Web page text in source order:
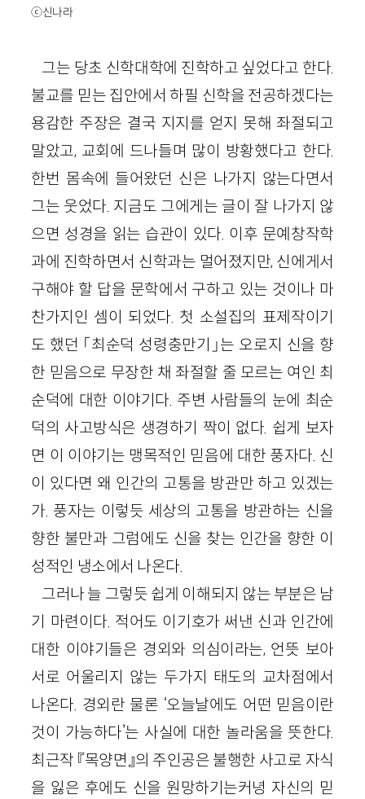
ⓒ신나라
그는 당초 신학대학에 진학하고 싶었다고 한다.
불교를 믿는 집안에서 하필 신학을 전공하겠다는
용감한 주장은 결국 지지를 얻지 못해 좌절되고
말았고, 교회에 드나들며 많이 방황했다고 한다.
한번 몸속에 들어왔던 신은 나가지 않는다면서
그는 웃었다. 지금도 그에게는 글이 잘 나가지 않
으면 성경을 읽는 습관이 있다. 이후 문예창작학
과에 진학하면서 신학과는 멀어졌지만, 신에게서
구해야 할 답을 문학에서 구하고 있는 것이나 마
찬가지인 셈이 되었다. 첫 소설집의 표제작이기
도 했던 「최순덕 성령충만기」는 오로지 신을 향
한 믿음으로 무장한 채 좌절할 줄 모르는 여인 최
순덕에 대한 이야기다. 주변 사람들의 눈에 최순
덕의 사고방식은 생경하기 짝이 없다. 쉽게 보자
면 이 이야기는 맹목적인 믿음에 대한 풍자다. 신
이 있다면 왜 인간의 고통을 방관만 하고 있겠는
가. 풍자는 이렇듯 세상의 고통을 방관하는 신을
향한 불만과 그럼에도 신을 찾는 인간을 향한 이
성적인 냉소에서 나온다.
그러나 늘 그렇듯 쉽게 이해되지 않는 부분은 남
기 마련이다. 적어도 이기호가 써낸 신과 인간에
대한 이야기들은 경외와 의심이라는, 언뜻 보아
서로 어울리지 않는 두가지 태도의 교차점에서
나온다. 경외란 물론 ‘오늘날에도 어떤 믿음이란
것이 가능하다’는 사실에 대한 놀라움을 뜻한다.
최근작 『목양면』의 주인공은 불행한 사고로 자식
을 잃은 후에도 신을 원망하기는커녕 자신의 믿